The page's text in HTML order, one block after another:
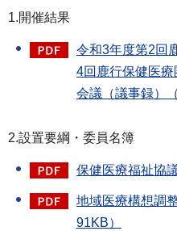
1.開催結果
令和3年度第2回
4回鹿行保健医
会議（議事録）
2.設置要綱・委員名簿
保健医療福祉協
地域医療構想調
91KB）